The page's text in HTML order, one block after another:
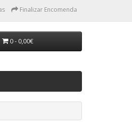
Finalizar Encomenda
0 - 0,00€